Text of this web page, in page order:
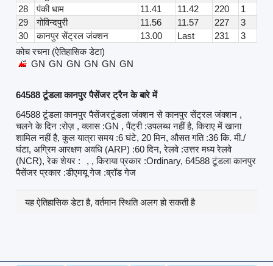
28
पंकी धाम 11.41 11.42 220
1
29
गोविन्दपुरी 11.56 11.57 227
3
30
कानपुर सेंट्रल जंक्शन 13.00 Last 231
3
कोच रचना (ऐतिहासिक डेटा)
GN GN GN GN GN GN
64588 टूंडला कानपुर पैसेंजर ट्रैन के बारे में
64588 टूंडला कानपुर पैसेंजरटूंडला जंक्शन से कानपुर सेंट्रल जंक्शन ,
चलने के दिन :रोज़ , क्लास :GN , पैंट्री :उपलब्ध नहीं है, किराए में खाना
शामिल नहीं है, कुल यात्रा समय :6 घंटे, 20 मिन, औसत गति :36 कि. मी./
घंटा, अग्रिम आरक्षण अवधि (ARP) :60 दिन, रेलवे :उत्तर मध्य रेलवे
(NCR), रेक शेयर :
, , किराया प्रकार :Ordinary, 64588 टूंडला कानपुर
पैसेंजर प्रकार :डीएमयू गेज :ब्रॉड गेज
यह ऐतिहासिक डेटा है, वर्तमान स्थिति अलग हो सकती है